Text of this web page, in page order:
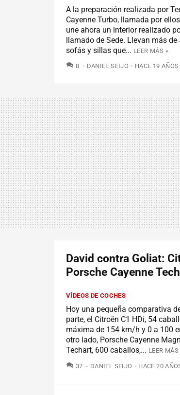
A la preparación realizada por
Cayenne Turbo, llamada por
une ahora un interior realizado
llamado de Sede. Llevan más
sofás y sillas que... LEER MÁS »
8 COMENTARIOS
DANIEL SEIJO HACE 19 AÑOS
David contra Goliat:
Porsche Cayenne
VÍDEOS DE COCHES
Hoy una pequeña comparativa
parte, el Citroën C1 HDi, 54
máxima de 154 km/h y 0 a 100
otro lado, Porsche Cayenne
Techart, 600 caballos,... LEER MÁS
37 COMENTARIOS
DANIEL SEIJO HACE 20